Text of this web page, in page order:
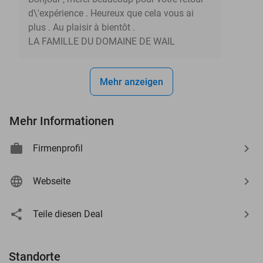
d\'expérience . Heureux que cela vous ai
plus . Au plaisir à bientôt .
LA FAMILLE DU DOMAINE DE WAIL
Mehr anzeigen
Mehr Informationen
Firmenprofil
Webseite
Teile diesen Deal
Standorte